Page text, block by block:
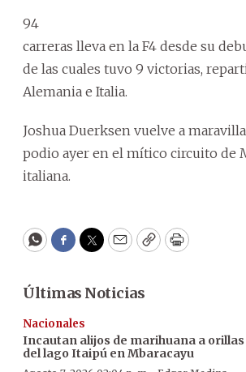
94
carreras lleva en la F4 desde su
de las cuales tuvo 9 victorias,
Alemania e Italia.
Joshua Duerksen vuelve a
podio ayer en el mítico circuito de
italiana.
WhatsApp
Facebook
Twitter
EmailCopyPrint
Últimas Noticias
Nacionales
Incautan alijos de marihuana a orillas
del lago Itaipú en Mbaracayu